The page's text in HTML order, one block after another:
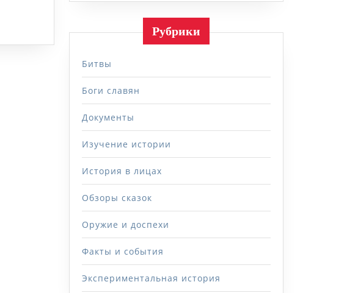
Рубрики
Битвы
Боги славян
Документы
Изучение истории
История в лицах
Обзоры сказок
Оружие и доспехи
Факты и события
Экспериментальная история